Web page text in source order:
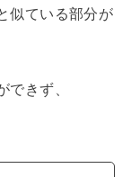
似ている部分が
できず、